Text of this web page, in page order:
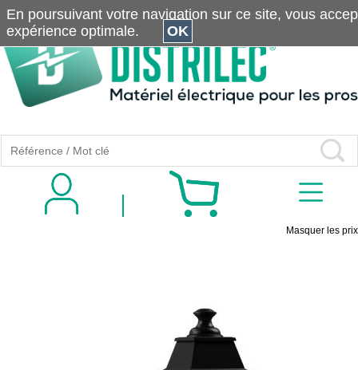
Masquer les prix
En poursuivant votre navigation sur ce site, vous
expérience optimale.
OK